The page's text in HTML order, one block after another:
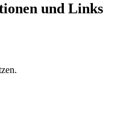
und Links